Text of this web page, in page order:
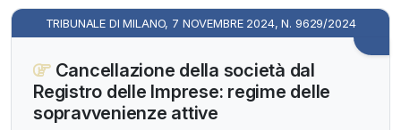
TRIBUNALE DI MILANO, 7 NOVEMBRE 2024, N. 9629/2024
Cancellazione della società dal
Registro delle Imprese: regime delle
sopravvenienze attive